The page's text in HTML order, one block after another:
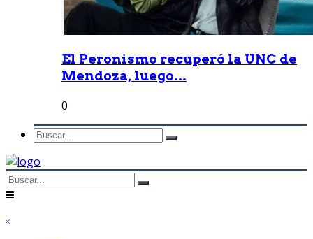
El Peronismo recuperó la UNC de
Mendoza, luego...
0